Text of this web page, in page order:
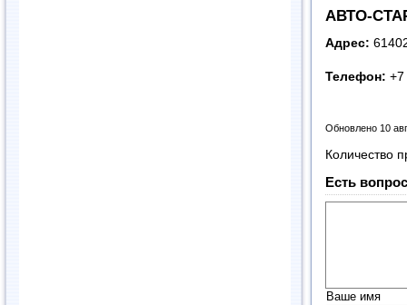
АВТО-
Адрес:
Телефон: +7
Обновлено 10
Количество
Есть
Ваше имя